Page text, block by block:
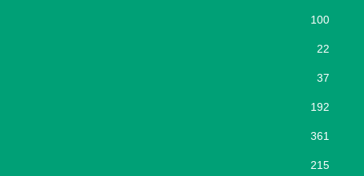
100
22
37
192
361
215